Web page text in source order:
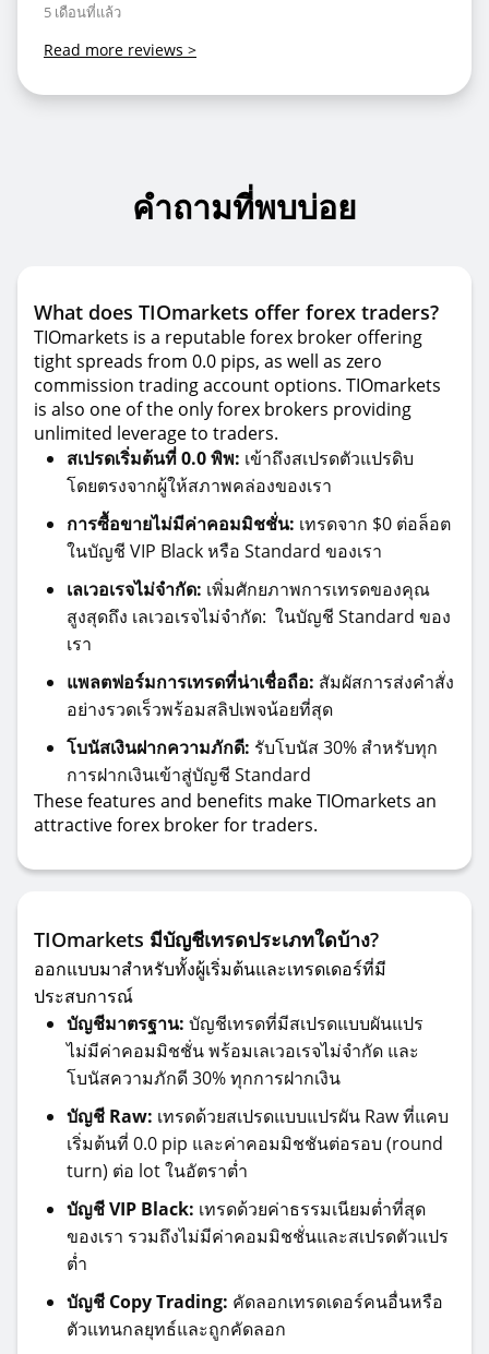
5 เดือนที่แล้ว
Read more reviews >
คำถามที่พบบ่อย
What does TIOmarkets offer forex traders?
TIOmarkets is a reputable forex broker offering
tight spreads from 0.0 pips, as well as zero
commission trading account options. TIOmarkets
is also one of the only forex brokers providing
unlimited leverage to traders.
สเปรดเริ่มต้นที่ 0.0 พิพ: เข้าถึงสเปรดตัวแปรดิบ
โดยตรงจากผู้ให้สภาพคล่องของเรา
การซื้อขายไม่มีค่าคอมมิชชั่น: เทรดจาก $0 ต่อล็อต
ในบัญชี VIP Black หรือ Standard ของเรา
เลเวอเรจไม่จำกัด: เพิ่มศักยภาพการเทรดของคุณ
สูงสุดถึง เลเวอเรจไม่จำกัด: ในบัญชี Standard ของ
เรา
แพลตฟอร์มการเทรดที่น่าเชื่อถือ: สัมผัสการส่งคำสั่ง
อย่างรวดเร็วพร้อมสลิปเพจน้อยที่สุด
โบนัสเงินฝากความภักดี: รับโบนัส 30% สำหรับทุก
การฝากเงินเข้าสู่บัญชี Standard
These features and benefits make TIOmarkets an
attractive forex broker for traders.
TIOmarkets มีบัญชีเทรดประเภทใดบ้าง?
ออกแบบมาสำหรับทั้งผู้เริ่มต้นและเทรดเดอร์ที่มี
ประสบการณ์
บัญชีมาตรฐาน: บัญชีเทรดที่มีสเปรดแบบผันแปร
ไม่มีค่าคอมมิชชั่น พร้อมเลเวอเรจไม่จำกัด และ
โบนัสความภักดี 30% ทุกการฝากเงิน
บัญชี Raw: เทรดด้วยสเปรดแบบแปรผัน Raw ที่แคบ
เริ่มต้นที่ 0.0 pip และค่าคอมมิชชันต่อรอบ (round
turn) ต่อ lot ในอัตราต่ำ
บัญชี VIP Black: เทรดด้วยค่าธรรมเนียมต่ำที่สุด
ของเรา รวมถึงไม่มีค่าคอมมิชชั่นและสเปรดตัวแปร
ต่ำ
บัญชี Copy Trading: คัดลอกเทรดเดอร์คนอื่นหรือ
ตัวแทนกลยุทธ์และถูกคัดลอก